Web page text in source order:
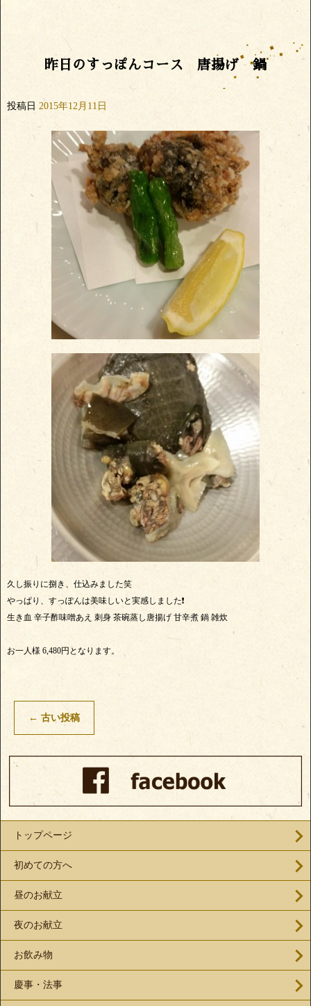
昨日のすっぽんコース 唐揚げ 鍋
投稿日 2015年12月11日
久し振りに捌き、仕込みました笑
やっぱり、すっぽんは美味しいと実感しました❗
生き血 辛子酢味噌あえ 刺身 茶碗蒸し唐揚げ 甘辛煮 鍋 雑炊
お一人様 6,480円となります。
← 古い投稿
トップページ
初めての方へ
昼のお献立
夜のお献立
お飲み物
慶事・法事